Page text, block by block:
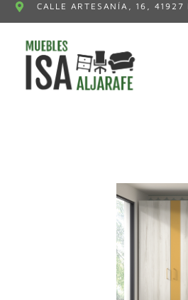
CALLE ARTESANÍA, 16, 41927